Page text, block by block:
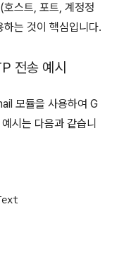
스트, 포트, 계정정
하는 것이 핵심입니다.
전송 예시
모듈을 사용하여 G
시는 다음과 같습니